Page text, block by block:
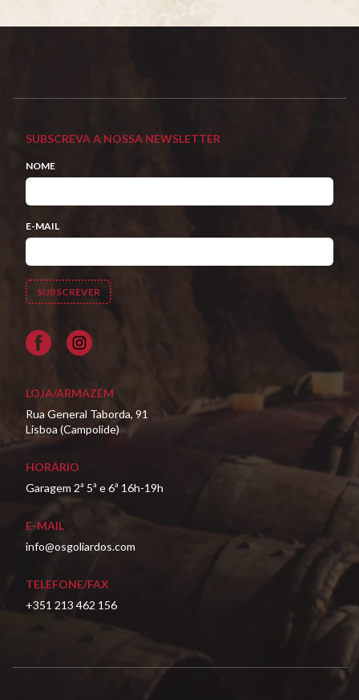
SUBSCREVA A NOSSA NEWSLETTER
NOME
E-MAIL
Facebook
LOJA/ARMAZÉM
Rua General Taborda, 91
Lisboa (Campolide)
HORÁRIO
Garagem 2ª 5ª e 6ª 16h-19h
E-MAIL
info@osgoliardos.com
TELEFONE/FAX
+351 213 462 156